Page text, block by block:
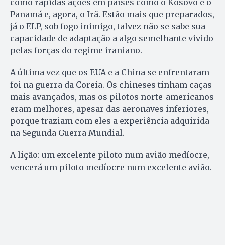
Panamá e, agora, o Irã. Estão mais que preparados,
já o ELP, sob fogo inimigo, talvez não se sabe sua
capacidade de adaptação a algo semelhante vivido
pelas forças do regime iraniano.
A última vez que os EUA e a China se enfrentaram
foi na guerra da Coreia. Os chineses tinham caças
mais avançados, mas os pilotos norte-americanos
eram melhores, apesar das aeronaves inferiores,
porque traziam com eles a experiência adquirida
na Segunda Guerra Mundial.
A lição: um excelente piloto num avião medíocre,
vencerá um piloto medíocre num excelente avião.